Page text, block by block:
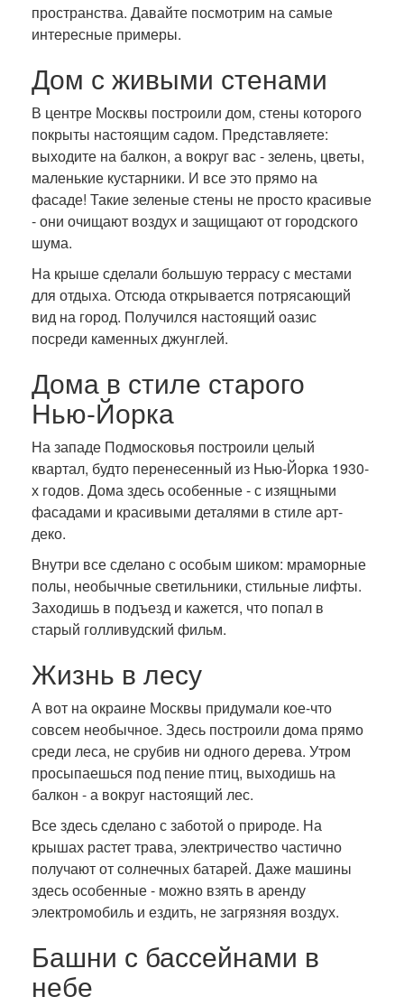
пространства. Давайте посмотрим на самые
интересные примеры.
Дом с живыми стенами
В центре Москвы построили дом, стены которого
покрыты настоящим садом. Представляете:
выходите на балкон, а вокруг вас - зелень, цветы,
маленькие кустарники. И все это прямо на
фасаде! Такие зеленые стены не просто красивые
- они очищают воздух и защищают от городского
шума.
На крыше сделали большую террасу с местами
для отдыха. Отсюда открывается потрясающий
вид на город. Получился настоящий оазис
посреди каменных джунглей.
Дома в стиле старого
Нью-Йорка
На западе Подмосковья построили целый
квартал, будто перенесенный из Нью-Йорка 1930-
х годов. Дома здесь особенные - с изящными
фасадами и красивыми деталями в стиле арт-
деко.
Внутри все сделано с особым шиком: мраморные
полы, необычные светильники, стильные лифты.
Заходишь в подъезд и кажется, что попал в
старый голливудский фильм.
Жизнь в лесу
А вот на окраине Москвы придумали кое-что
совсем необычное. Здесь построили дома прямо
среди леса, не срубив ни одного дерева. Утром
просыпаешься под пение птиц, выходишь на
балкон - а вокруг настоящий лес.
Все здесь сделано с заботой о природе. На
крышах растет трава, электричество частично
получают от солнечных батарей. Даже машины
здесь особенные - можно взять в аренду
электромобиль и ездить, не загрязняя воздух.
Башни с бассейнами в
небе